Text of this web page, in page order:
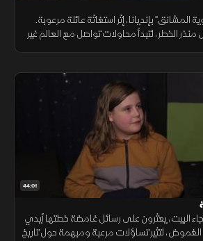
بإنديانا، إثر استغاثة عائلة مرعوبة.
الخطر، لتبدأ محاولات تواصل مع العالم غير
44:01
البيت، يعثرون على رسائل غامضة خطتها أيدي
لتثير تساؤلات مرعبة ومبهمة حول تاريخ